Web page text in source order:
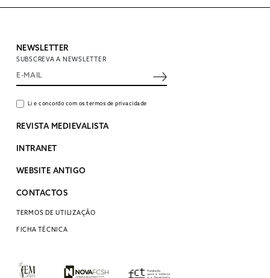
NEWSLETTER
SUBSCREVA A NEWSLETTER
Li e concordo com os termos de privacidade
REVISTA MEDIEVALISTA
INTRANET
WEBSITE ANTIGO
CONTACTOS
TERMOS DE UTILIZAÇÃO
FICHA TÉCNICA